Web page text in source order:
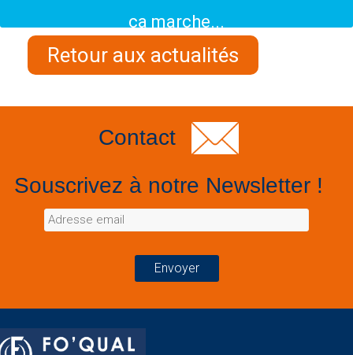
ça marche...
Retour aux actualités
Contact
Souscrivez à notre Newsletter !